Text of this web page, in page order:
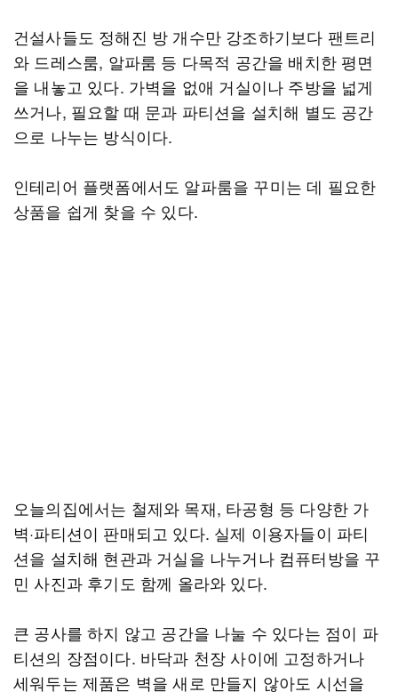
건설사들도 정해진 방 개수만 강조하기보다 팬트리
와 드레스룸, 알파룸 등 다목적 공간을 배치한 평면
을 내놓고 있다. 가벽을 없애 거실이나 주방을 넓게
쓰거나, 필요할 때 문과 파티션을 설치해 별도 공간
으로 나누는 방식이다.
인테리어 플랫폼에서도 알파룸을 꾸미는 데 필요한
상품을 쉽게 찾을 수 있다.
오늘의집에서는 철제와 목재, 타공형 등 다양한 가
벽·파티션이 판매되고 있다. 실제 이용자들이 파티
션을 설치해 현관과 거실을 나누거나 컴퓨터방을 꾸
민 사진과 후기도 함께 올라와 있다.
큰 공사를 하지 않고 공간을 나눌 수 있다는 점이 파
티션의 장점이다. 바닥과 천장 사이에 고정하거나
세워두는 제품은 벽을 새로 만들지 않아도 시선을